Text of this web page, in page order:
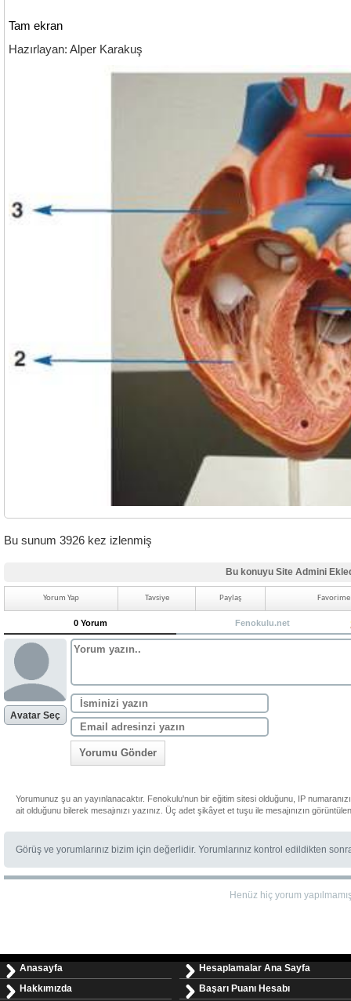
Tam ekran
Hazırlayan: Alper Karakuş
Bu sunum 3926 kez izlenmiş
Bu konuyu Site Admini
Yorum Yap Tavsiye Paylaş Favorime
0 Yorum Fenokulu.net
Avatar Seç
Yorumu Gönder
Yorumunuz şu an yayınlanacaktır. Fenokulu'nun bir eğitim sitesi olduğunu, IP
ait olduğunu bilerek mesajınızı yazınız. Üç adet şikâyet et tuşu ile mesajınızın
Görüş ve yorumlarınız bizim için değerlidir. Yorumlarınız kontrol edildikten
Henüz hiç yorum
Anasayfa
Hakkımızda
Hesaplamalar Ana Sayfa
Başarı Puanı Hesabı